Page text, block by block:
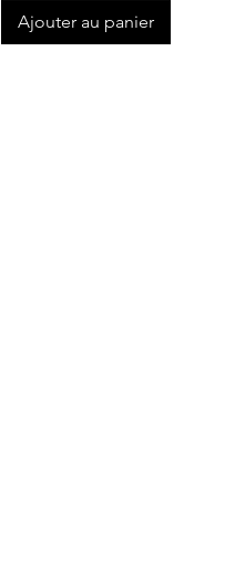
Ajouter au panier